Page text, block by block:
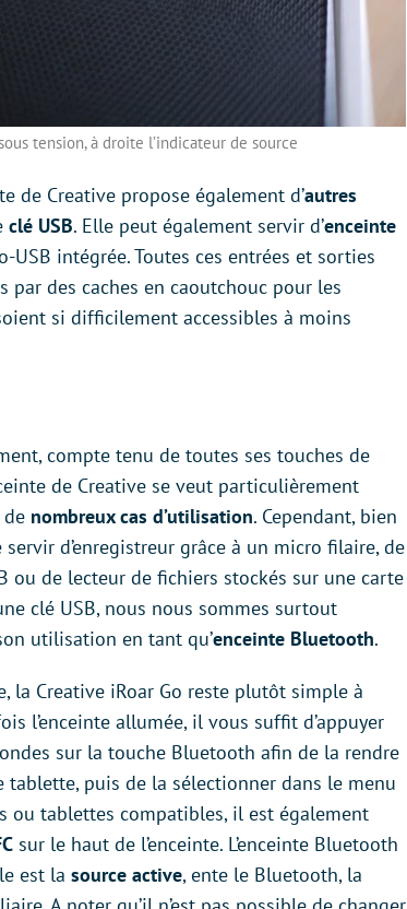
tension, à droite l’indicateur de source
de Creative propose également d’autres
clé USB. Elle peut également servir d’enceinte
USB intégrée. Toutes ces entrées et sorties
par des caches en caoutchouc pour les
si difficilement accessibles à moins
compte tenu de toutes ses touches de
de Creative se veut particulièrement
nombreux cas d’utilisation. Cependant, bien
servir d’enregistreur grâce à un micro filaire, de
ou de lecteur de fichiers stockés sur une carte
clé USB, nous nous sommes surtout
utilisation en tant qu’enceinte Bluetooth.
la Creative iRoar Go reste plutôt simple à
l’enceinte allumée, il vous suffit d’appuyer
sur la touche Bluetooth afin de la rendre
puis de la sélectionner dans le menu
ou tablettes compatibles, il est également
sur le haut de l’enceinte. L’enceinte Bluetooth
est la source active, ente le Bluetooth, la